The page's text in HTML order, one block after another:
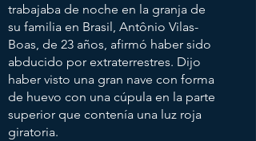
trabajaba de noche en la granja de
su familia en Brasil, Antônio Vilas-
Boas, de 23 años, afirmó haber sido
abducido por extraterrestres. Dijo
haber visto una gran nave con forma
de huevo con una cúpula en la parte
superior que contenía una luz roja
giratoria.